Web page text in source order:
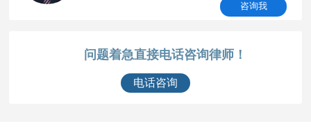
咨询我
问题着急直接电话咨询律师！
电话咨询